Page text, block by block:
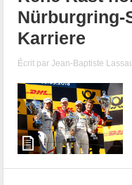
Nürburgring-
Karriere
Écrit parJean-Baptiste